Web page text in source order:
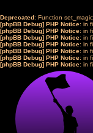
Deprecated: Function
[phpBB Debug] PHP Notice: in
[phpBB Debug] PHP Notice: in
[phpBB Debug] PHP Notice: in
[phpBB Debug] PHP Notice: in
[phpBB Debug] PHP Notice: in
[phpBB Debug] PHP Notice: in
[phpBB Debug] PHP Notice: in